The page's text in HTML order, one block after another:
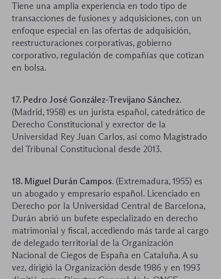
Tiene una amplia experiencia en todo tipo de
transacciones de fusiones y adquisiciones, con un
enfoque especial en las ofertas de adquisición,
reestructuraciones corporativas, gobierno
corporativo, regulación de compañías que cotizan
en bolsa.
17. Pedro José González-Trevijano Sánchez.
(Madrid, 1958) es un jurista español, catedrático de
Derecho Constitucional y exrector de la
Universidad Rey Juan Carlos, así como Magistrado
del Tribunal Constitucional desde 2013.
18. Miguel Durán Campos. (Extremadura, 1955) es
un abogado y empresario español. Licenciado en
Derecho por la Universidad Central de Barcelona,
Durán abrió un bufete especializado en derecho
matrimonial y fiscal, accediendo más tarde al cargo
de delegado territorial de la Organización
Nacional de Ciegos de España en Cataluña. A su
vez, dirigió la Organización desde 1986 y en 1993